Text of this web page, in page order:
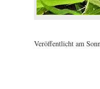
Veröffentlicht am